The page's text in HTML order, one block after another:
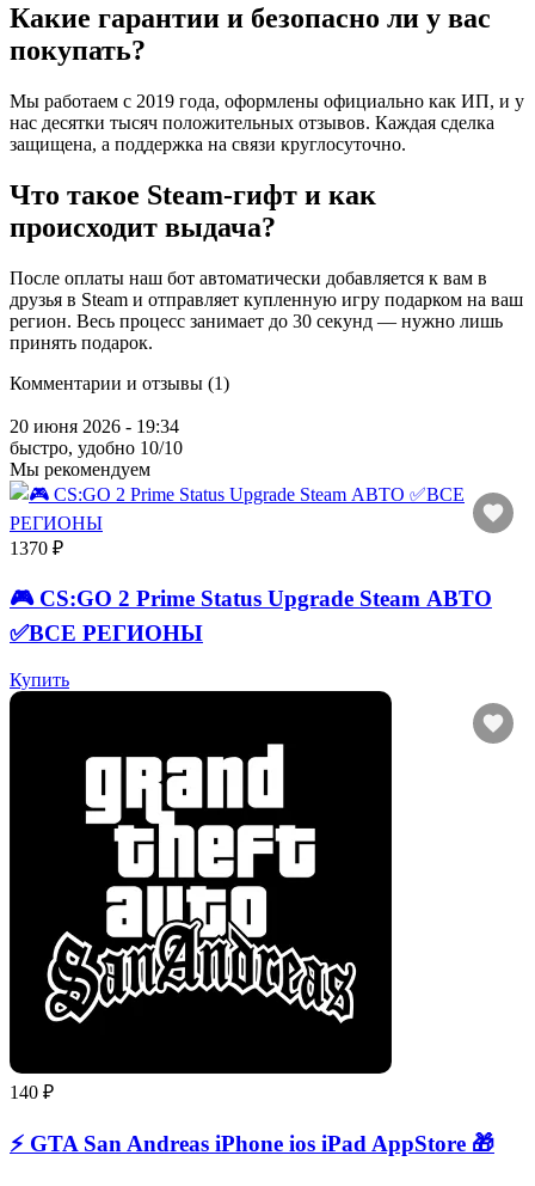
Какие гарантии и безопасно ли у вас
покупать?
Мы работаем с 2019 года, оформлены официально как ИП, и у
нас десятки тысяч положительных отзывов. Каждая сделка
защищена, а поддержка на связи круглосуточно.
Что такое Steam-гифт и как
происходит выдача?
После оплаты наш бот автоматически добавляется к вам в
друзья в Steam и отправляет купленную игру подарком на ваш
регион. Весь процесс занимает до 30 секунд — нужно лишь
принять подарок.
Комментарии и отзывы (1)
20 июня 2026 - 19:34
быстро, удобно 10/10
Мы рекомендуем
1370 ₽
🎮 CS:GO 2 Prime Status Upgrade Steam АВТО
✅ВСЕ РЕГИОНЫ
Купить
140 ₽
⚡️ GTA San Andreas iPhone ios iPad AppStore 🎁